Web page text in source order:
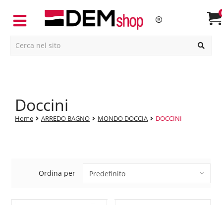
doccini
Home ARREDO BAGNO MONDO DOCCIA DOCCINI
Ordina per